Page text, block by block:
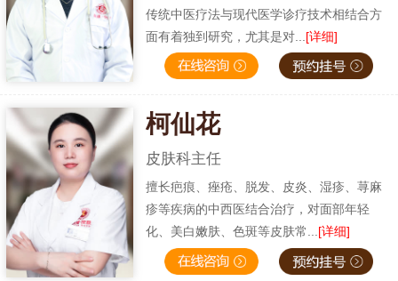
传统中医疗法与现代医学诊疗技术相结合方
面有着独到研究，尤其是对... [详细]
柯仙花
皮肤科主任
擅长疤痕、痤疮、脱发、皮炎、湿疹、荨麻
疹等疾病的中西医结合治疗，对面部年轻
化、美白嫩肤、色斑等皮肤常...[详细]